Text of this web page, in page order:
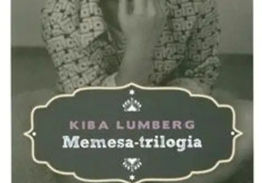
Ei saatavilla
Tuotekuvaus
Suomalaisen romanitytön kasvutarina yhteisön kahleista vapauteen.
Memesasta sukeutuu taiteilija, joka asettuu rohkeasti heimoaan ja
yhteiskunnan ennakkoluuluja vastaan. Trilogia on ensimmäinen
suomalaisen romaninaisen näkökulmasta kerrottu romanikulttuurin
kuvaus. Kiba Lumberg on räväkkä kertoja, joka seisoo
ihmisoikeuksien puolustajien eturivissä. Tämä teos sisältää romaanit
Musta perhonen, Repaleiset siivet ja Samettiyö.